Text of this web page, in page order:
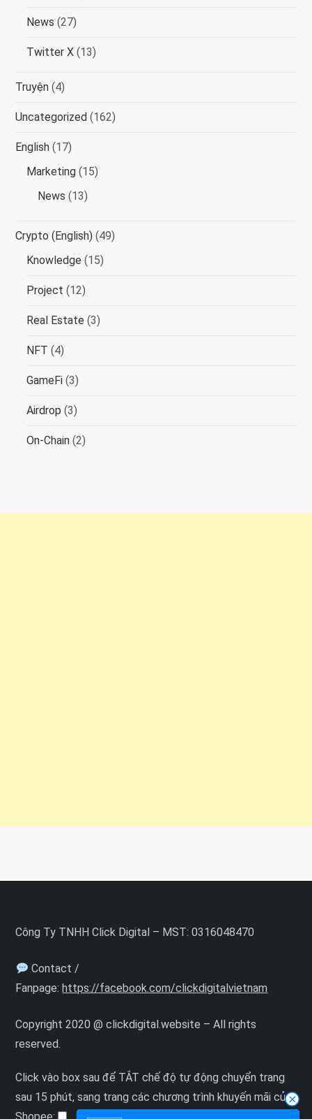
News (27)
Twitter X (13)
Truyện (4)
Uncategorized (162)
English (17)
Marketing (15)
News (13)
Crypto (English) (49)
Knowledge (15)
Project (12)
Real Estate (3)
NFT (4)
GameFi (3)
Airdrop (3)
On-Chain (2)
Công Ty TNHH Click Digital – MST: 0316048470
Contact /
Fanpage: https://facebook.com/clickdigitalvietnam
Copyright 2020 @ clickdigital.website – All rights
reserved.
Click vào box sau để TẮT chế độ tự động chuyển trang
sau 15 phút, sang trang các chương trình khuyến mãi của